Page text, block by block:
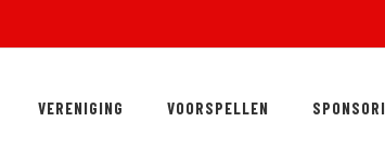
VERENIGING VOORSPELLEN